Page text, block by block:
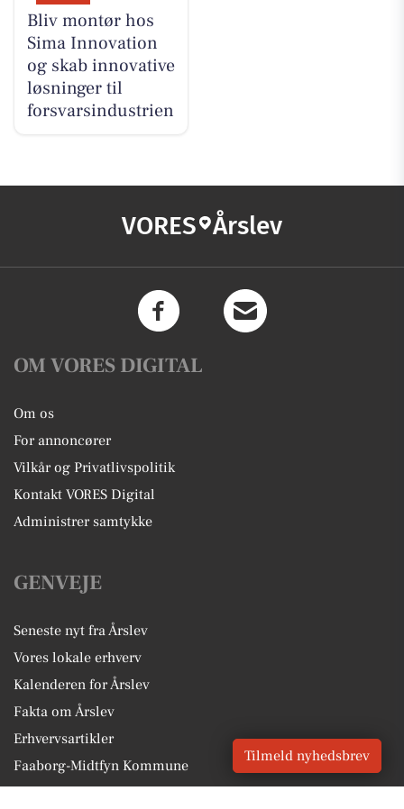
Bliv montør hos
Sima Innovation
og skab innovative
løsninger til
forsvarsindustrien
VORES Årslev
OM VORES DIGITAL
Om os
For annoncører
Vilkår og Privatlivspolitik
Kontakt VORES Digital
Administrer samtykke
GENVEJE
Seneste nyt fra Årslev
Vores lokale erhverv
Kalenderen for Årslev
Fakta om Årslev
Erhvervsartikler
Faaborg-Midtfyn Kommune
Tilmeld nyhedsbrev